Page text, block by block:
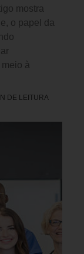
mostra
o papel da
à
DE LEITURA